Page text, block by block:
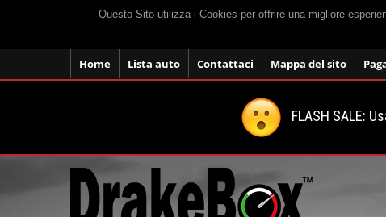
Questo Sito utilizza i Cookies per offrire una migliore
Home Lista auto Contattaci Mappa del sito
FLASH SALE: